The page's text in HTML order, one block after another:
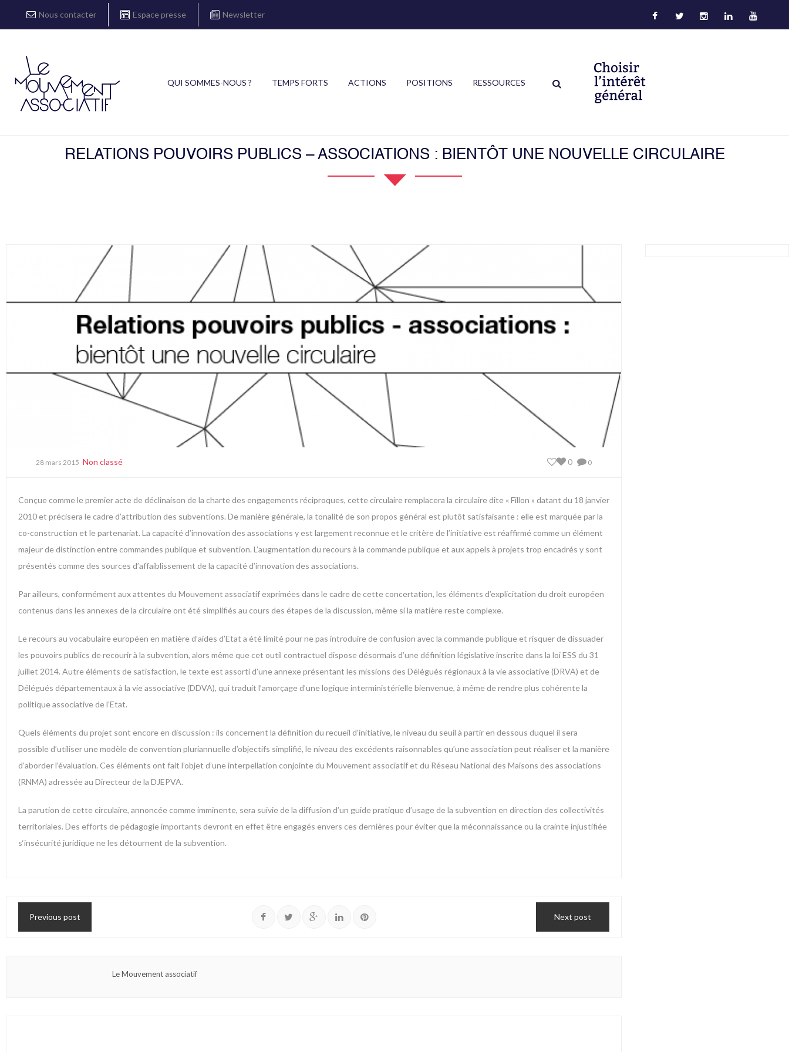
Nous contacter Espace presse Newsletter
QUI SOMMES-NOUS ? TEMPS FORTS ACTIONS POSITIONS RESSOURCES
RELATIONS POUVOIRS PUBLICS – ASSOCIATIONS : BIENTÔT UNE NOUVELLE CIRCULAIRE
28 mars 2015 Non classé 0
0
Conçue comme le premier acte de déclinaison de la charte des engagements réciproques, cette circulaire remplacera la circulaire dite « Fillon » datant du 18 janvier
2010 et précisera le cadre d’attribution des subventions. De manière générale, la tonalité de son propos général est plutôt satisfaisante : elle est marquée par la
co-construction et le partenariat. La capacité d’innovation des associations y est largement reconnue et le critère de l’initiative est réaffirmé comme un élément
majeur de distinction entre commandes publique et subvention. L’augmentation du recours à la commande publique et aux appels à projets trop encadrés y sont
présentés comme des sources d’affaiblissement de la capacité d’innovation des associations.
Par ailleurs, conformément aux attentes du Mouvement associatif exprimées dans le cadre de cette concertation, les éléments d’explicitation du droit européen
contenus dans les annexes de la circulaire ont été simplifiés au cours des étapes de la discussion​, même si la matière reste complexe​.
Le recours au vocabulaire européen en matière d’aides d’Etat a été limité pour ne pas introduire de confusion avec la commande publique et risquer de dissuader
les pouvoirs publics de recourir à la subvention, alors même que cet outil contractuel dispose désormais d’une définition législative inscrite dans la loi ESS du 31
juillet 2014. Autre éléments de satisfaction, le texte est assorti d’une annexe présentant les missions des Délégués régionaux à la vie associative (DRVA) et de
Délégués départementaux à la vie associative (DDVA), qui traduit l’amorçage d’une logique interministérielle bienvenue, à même de rendre plus cohérente la
politique associative de l’Etat.
​Quels éléments du projet sont encore en discussion : ils concernent la définition du recueil d’initiative, le niveau du seuil à partir en dessous duquel il sera
possible d’utiliser une modèle de convention pluriannuelle d’objectifs simplifié, le niveau des excédents raisonnables qu’une association peut réaliser et la manière
d’aborder l’évaluation. Ces éléments ont fait l’objet d’une interpellation conjointe du Mouvement associatif et du Réseau National des Maisons des associations
(RNMA) adressée au Directeur de la DJEPVA.
La parution de cette circulaire, annoncée comme imminente, sera suivie de la diffusion d’un guide pratique d’usage de la subvention en direction des collectivités
territoriales. Des efforts de pédagogie importants devront en effet être engagés envers ces dernières pour éviter que la méconnaissance ou la crainte injustifiée
s‘insécurité juridique ne les détournent de la subvention.
Previous post Next post
Le Mouvement associatif